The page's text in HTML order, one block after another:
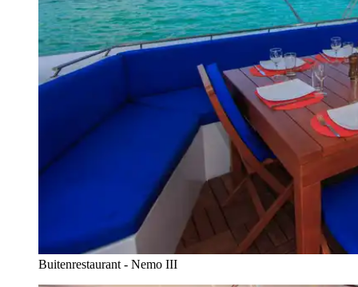
Buitenrestaurant - Nemo III